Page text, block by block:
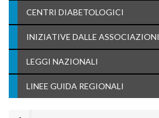
CENTRI DIABETOLOGICI
INIZIATIVE DALLE ASSOCIAZIONI
LEGGI NAZIONALI
LINEE GUIDA REGIONALI